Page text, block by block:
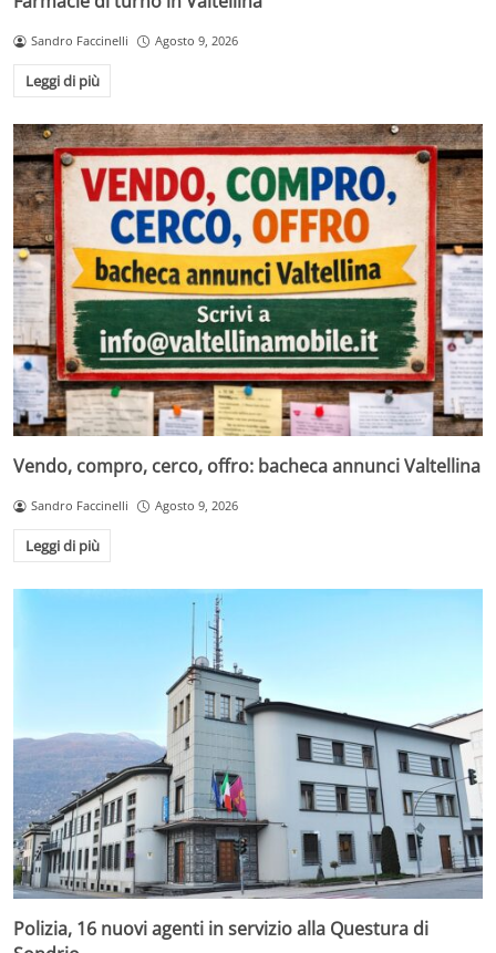
Sandro Faccinelli Agosto 9, 2026
Leggi di più
Vendo, compro, cerco, offro: bacheca annunci Valtellina
Sandro Faccinelli Agosto 9, 2026
Leggi di più
Polizia, 16 nuovi agenti in servizio alla Questura di